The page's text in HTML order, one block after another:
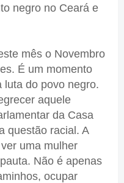
negro no Ceará e
mês o Novembro
É um momento
luta do povo negro.
aquele
da Casa
questão racial. A
uma mulher
Não é apenas
ocupar